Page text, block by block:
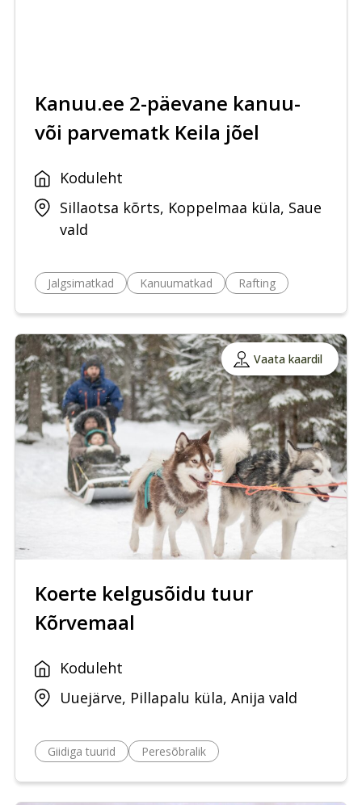
Kanuu.ee 2-päevane kanuu-
või parvematk Keila jõel
Koduleht
Sillaotsa kõrts, Koppelmaa küla, Saue
vald
Jalgsimatkad Kanuumatkad Rafting
Vaata kaardil
Koerte kelgusõidu tuur
Kõrvemaal
Koduleht
Uuejärve, Pillapalu küla, Anija vald
Giidiga tuurid Peresõbralik